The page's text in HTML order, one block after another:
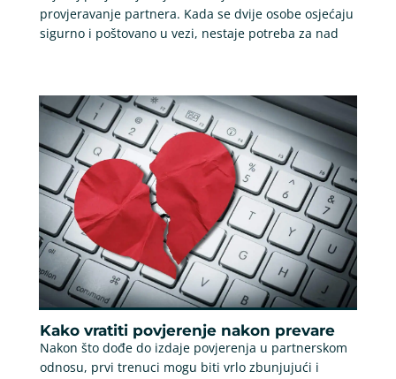
provjeravanje partnera. Kada se dvije osobe osjećaju
sigurno i poštovano u vezi, nestaje potreba za nad
Kako vratiti povjerenje nakon prevare
Nakon što dođe do izdaje povjerenja u partnerskom
odnosu, prvi trenuci mogu biti vrlo zbunjujući i